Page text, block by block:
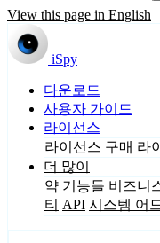
View this page in English
iSpy
다운로드
사용자 가이드
라이선스
라이선스 구매 라
더 많이
약 기능들 비즈니
티 API 시스템 어